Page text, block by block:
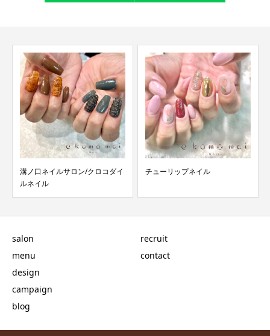
溝ノ口ネイルサロン/クロコダイ
ルネイル
チューリップネイル
salon
menu
design
campaign
blog
recruit
contact